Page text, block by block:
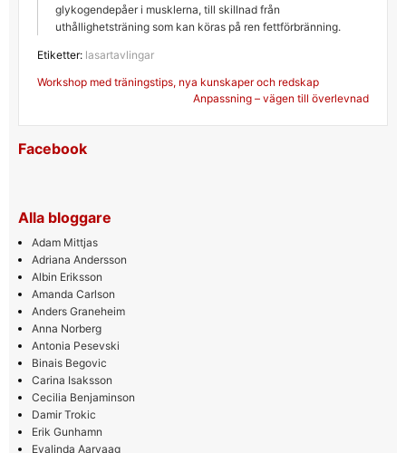
glykogendepåer i musklerna, till skillnad från
uthållighetsträning som kan köras på ren fettförbränning.
Etiketter: lasartavlingar
Inläggsnavigering
Workshop med träningstips, nya kunskaper och redskap
Anpassning – vägen till överlevnad
Facebook
Alla bloggare
Adam Mittjas
Adriana Andersson
Albin Eriksson
Amanda Carlson
Anders Graneheim
Anna Norberg
Antonia Pesevski
Binais Begovic
Carina Isaksson
Cecilia Benjaminson
Damir Trokic
Erik Gunhamn
Evalinda Aarvaag